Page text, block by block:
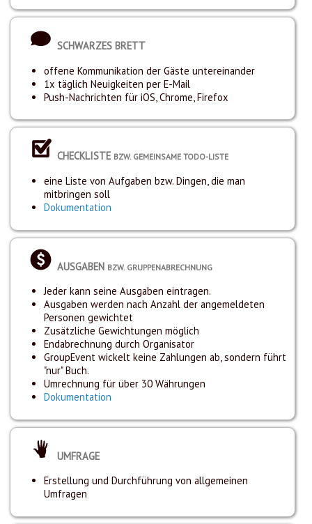
SCHWARZES BRETT
offene Kommunikation der Gäste untereinander
1x täglich Neuigkeiten per E-Mail
Push-Nachrichten für iOS, Chrome, Firefox
CHECKLISTE BZW. GEMEINSAME TODO-LISTE
eine Liste von Aufgaben bzw. Dingen, die man
mitbringen soll
Dokumentation
AUSGABEN BZW. GRUPPENABRECHNUNG
Jeder kann seine Ausgaben eintragen.
Ausgaben werden nach Anzahl der angemeldeten
Personen gewichtet
Zusätzliche Gewichtungen möglich
Endabrechnung durch Organisator
GroupEvent wickelt keine Zahlungen ab, sondern führt
"nur" Buch.
Umrechnung für über 30 Währungen
Dokumentation
UMFRAGE
Erstellung und Durchführung von allgemeinen
Umfragen